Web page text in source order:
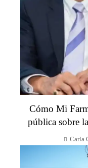
Cómo Mi
pública sobre
Carla